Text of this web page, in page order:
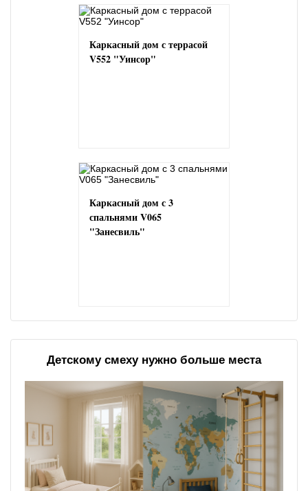
Каркасный дом с террасой
V552 "Уинсор"
Каркасный дом с 3
спальнями V065
"Занесвиль"
Детскому смеху нужно больше места